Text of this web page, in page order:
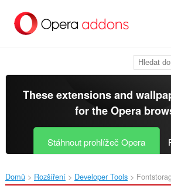
přímo
These extensions and
for theOpera
Stáhnout prohlížeč Opera
Domů Rozšíření Developer Tools